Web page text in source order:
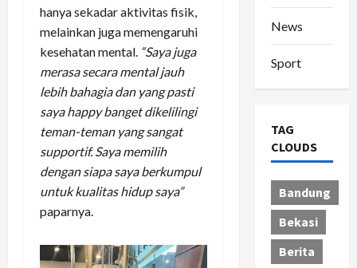
hanya sekadar aktivitas fisik,
melainkan juga memengaruhi
kesehatan mental. “Saya juga
merasa secara mental jauh
lebih bahagia dan yang pasti
saya happy banget dikelilingi
teman-teman yang sangat
supportif. Saya memilih
dengan siapa saya berkumpul
untuk kualitas hidup saya”
paparnya.
News
Sport
TAG
CLOUDS
Bandung
Bekasi
Berita